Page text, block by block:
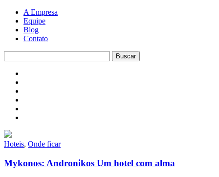
A Empresa
Equipe
Blog
Contato
Hoteis, Onde ficar
Mykonos: Andronikos Um hotel com alma